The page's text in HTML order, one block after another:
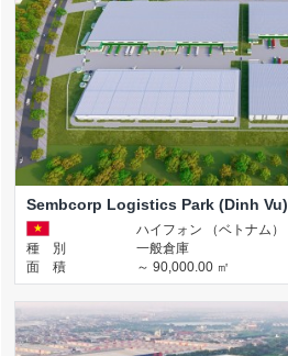
Sembcorp Logistics Park (Dinh Vu)
ハイフォン （ベトナム）
種 別
一般倉庫
面 積
～ 90,000.00 ㎡